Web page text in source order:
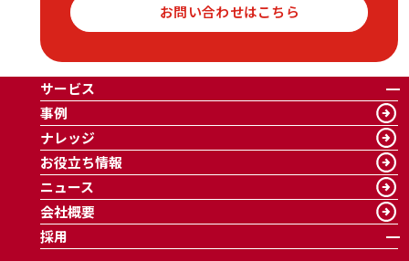
お問い合わせはこちら
サービス
事例
ナレッジ
お役立ち情報
ニュース
会社概要
採用